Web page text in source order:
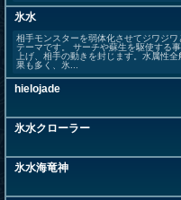
氷水
相手モンスターを弱体化させてジワジ
テーマです。 サーチや蘇生を駆使する
上げ、相手の動きを封じます。水属性
果も多く、氷...
hielojade
氷水クローラー
氷水海竜神